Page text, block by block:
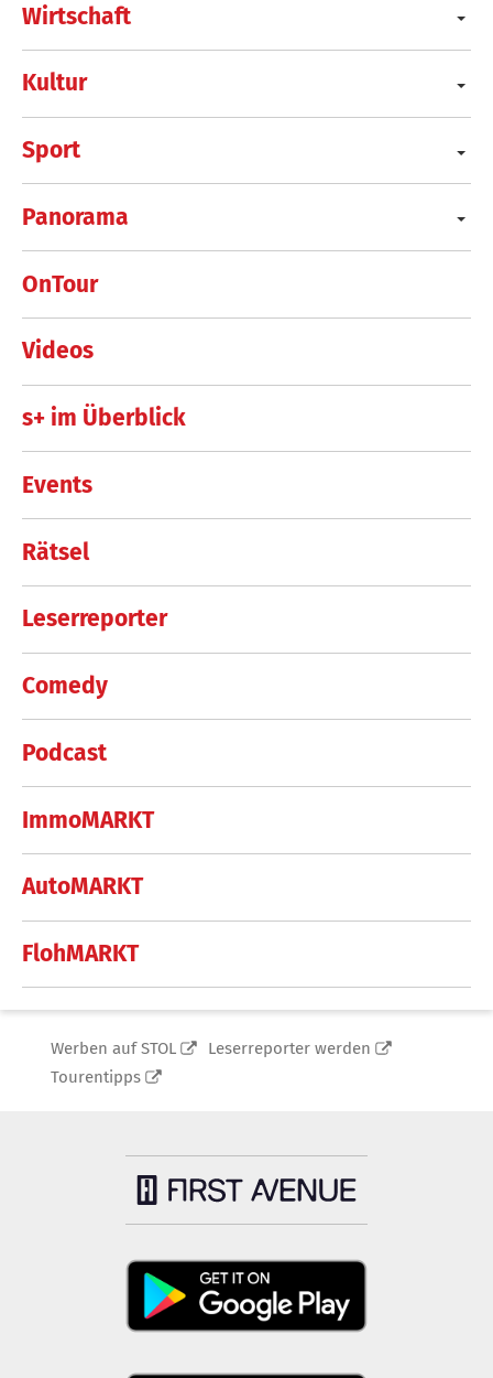
Wirtschaft
Kultur
Sport
Panorama
OnTour
Videos
s+ im Überblick
Events
Rätsel
Leserreporter
Comedy
Podcast
ImmoMARKT
AutoMARKT
FlohMARKT
Werben auf STOL
Leserreporter werden
Tourentipps